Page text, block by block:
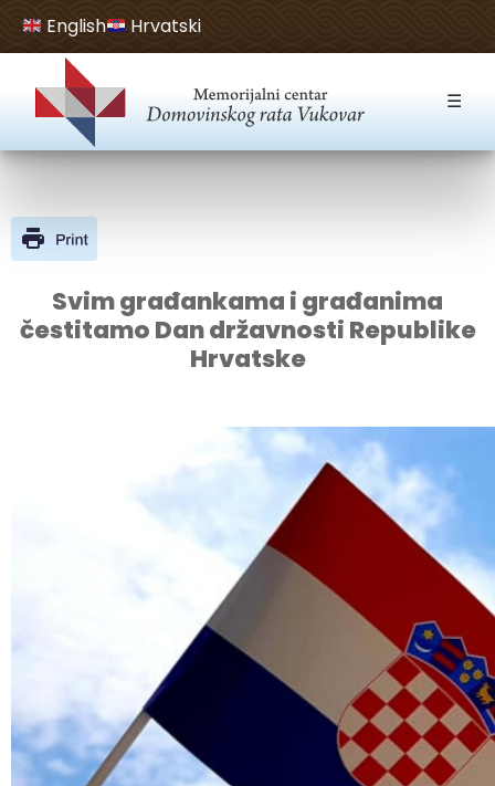
Open toolbar
English Hrvatski
☰
Svim građankama i građanima
čestitamo Dan državnosti Republike
Hrvatske